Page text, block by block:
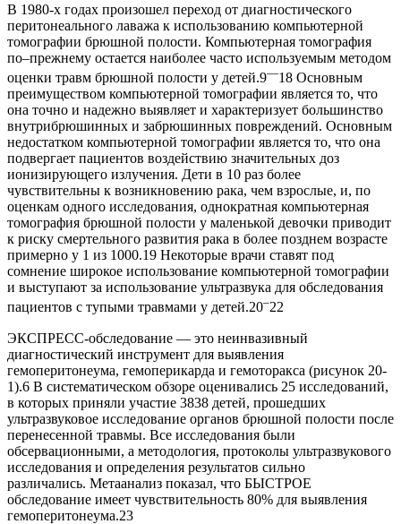
В 1980-х годах произошел переход от диагностического
перитонеального лаважа к использованию компьютерной
томографии брюшной полости. Компьютерная томография
по–прежнему остается наиболее часто используемым методом
оценки травм брюшной полости у детей.9—18 Основным
преимуществом компьютерной томографии является то, что
она точно и надежно выявляет и характеризует большинство
внутрибрюшинных и забрюшинных повреждений. Основным
недостатком компьютерной томографии является то, что она
подвергает пациентов воздействию значительных доз
ионизирующего излучения. Дети в 10 раз более
чувствительны к возникновению рака, чем взрослые, и, по
оценкам одного исследования, однократная компьютерная
томография брюшной полости у маленькой девочки приводит
к риску смертельного развития рака в более позднем возрасте
примерно у 1 из 1000.19 Некоторые врачи ставят под
сомнение широкое использование компьютерной томографии
и выступают за использование ультразвука для обследования
пациентов с тупыми травмами у детей.20–22
ЭКСПРЕСС-обследование — это неинвазивный
диагностический инструмент для выявления
гемоперитонеума, гемоперикарда и гемоторакса (рисунок 20-
1).6 В систематическом обзоре оценивались 25 исследований,
в которых приняли участие 3838 детей, прошедших
ультразвуковое исследование органов брюшной полости после
перенесенной травмы. Все исследования были
обсервационными, а методология, протоколы ультразвукового
исследования и определения результатов сильно
различались. Метаанализ показал, что БЫСТРОЕ
обследование имеет чувствительность 80% для выявления
гемоперитонеума.23